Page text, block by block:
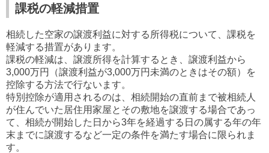
課税の軽減措置
相続した空家の譲渡利益に対する所得税について、課税を
軽減する措置があります。
課税の軽減は、譲渡所得を計算するとき、譲渡利益から
3,000万円（譲渡利益が3,000万円未満のときはその額）を
控除する方法で行ないます。
特別控除が適用されるのは、相続開始の直前まで被相続人
が住んでいた居住用家屋とその敷地を譲渡する場合であっ
て、相続が開始した日から3年を経過する日の属する年の年
末までに譲渡するなど一定の条件を満たす場合に限られま
す。